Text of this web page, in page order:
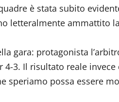
è stata subito
letteralmente ammattito
gara: protagonista
4-3. Il risultato reale
speriamo possa essere